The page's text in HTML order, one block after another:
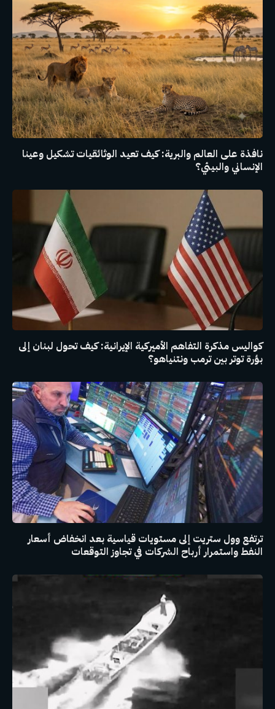
نافذة على العالم والبرية: كيف تعيد الوثائقيات تشكيل وعينا
الإنساني والبيئي؟
كواليس مذكرة التفاهم الأميركية الإيرانية: كيف تحول لبنان إلى
بؤرة توتر بين ترمب ونتنياهو؟
ترتفع وول ستريت إلى مستويات قياسية بعد انخفاض أسعار
النفط واستمرار أرباح الشركات في تجاوز التوقعات